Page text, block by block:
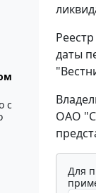
с
даты
ОАО
Для